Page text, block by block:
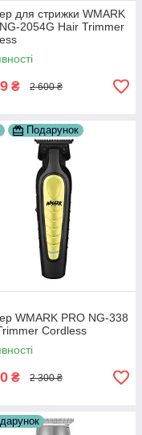
для стрижки WMARK
2054G Hair Trimmer
₴ 2 600 ₴
Подарунок
WMARK PRO NG-338
Cordless
₴ 2 300 ₴